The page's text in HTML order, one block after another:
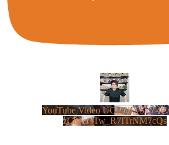
YouTube Video
zC8XosTw_R7ITrNM7cQs